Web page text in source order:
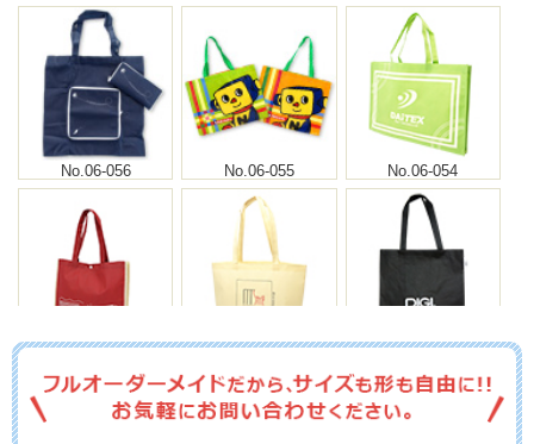
No.06-056 No.06-055 No.06-054
No.06-053 No.06-052 No.06-051